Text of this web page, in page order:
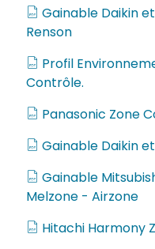
Gainable Daikin
Renson
Profil
Contrôle.
Panasonic Zone
Gainable Daikin
Gainable
Melzone - Airzone
Hitachi Harmony